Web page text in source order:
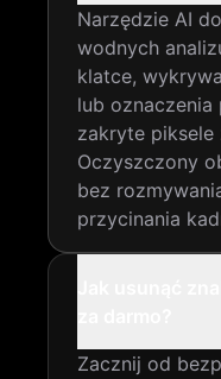
Narzędzie AI
wodnych
klatce,
lub
zakryte piksele
Oczyszczony
bez
przycinania
Zacznij od